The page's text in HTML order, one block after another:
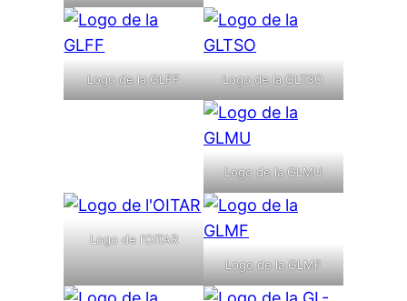
Logo de la GLFF Logo de la GLTSO
Logo de la GLMU
Logo de l’OITAR
Logo de la GLMF